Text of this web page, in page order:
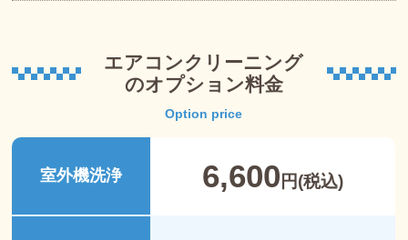
エアコンクリーニング
のオプション料金
Option price
室外機洗浄 6,600 円(税込)